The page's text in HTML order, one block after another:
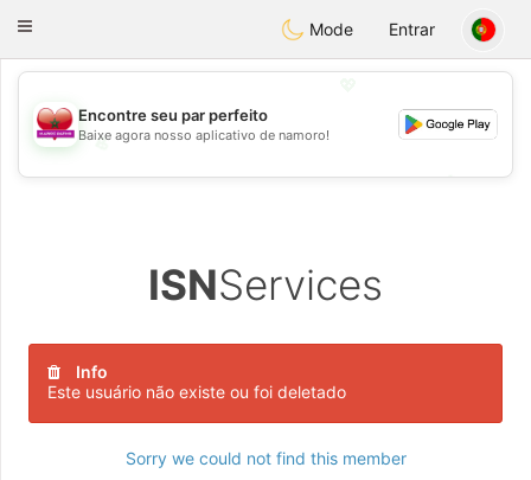
Maroc Dating
Toggle
Mode Entrar
💖
💕
Encontre seu par perfeito
Baixe agora nosso aplicativo de namoro!
ISNServices
Info
Este usuário não existe ou foi deletado
Sorry we could not find this member